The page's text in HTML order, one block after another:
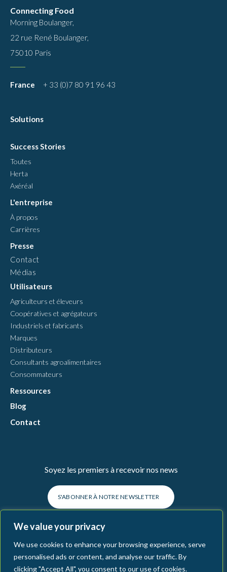
We value your privacy
We use cookies to enhance your browsing experience, serve
personalised ads or content, and analyse our traffic. By
clicking "Accept All", you consent to our use of cookies.
Connecting Food
Morning Boulanger,
22 rue René Boulanger,
75010 Paris
France + 33 (0)7 80 91 96 43
Solutions
Success Stories
Toutes
Herta
Axéréal
L'entreprise
À propos
Carrières
Presse
Contact
Médias
Utilisateurs
Agriculteurs et éleveurs
Coopératives et agrégateurs
Industriels et fabricants
Marques
Distributeurs
Consultants agroalimentaires
Consommateurs
Ressources
Blog
Contact
Soyez les premiers à recevoir nos news
S'ABONNER À NOTRE NEWSLETTER